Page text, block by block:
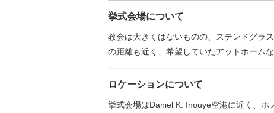
挙式会場について
教会は大きくはないものの、ステンドグラ
の距離も近く、希望していたアットホームな
ロケーションについて
挙式会場はDaniel K. Inouye空港に近く、ホ